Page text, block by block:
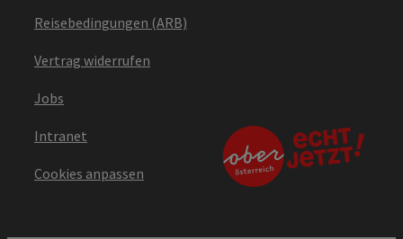
Reisebedingungen (ARB)
Vertrag widerrufen
Jobs
Intranet
Cookies anpassen